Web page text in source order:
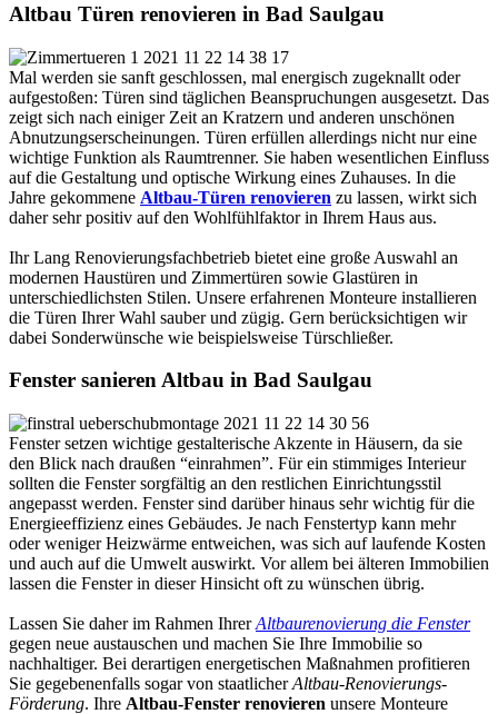
Altbau Türen renovieren in Bad Saulgau
Mal werden sie sanft geschlossen, mal energisch zugeknallt oder
aufgestoßen: Türen sind täglichen Beanspruchungen ausgesetzt. Das
zeigt sich nach einiger Zeit an Kratzern und anderen unschönen
Abnutzungserscheinungen. Türen erfüllen allerdings nicht nur eine
wichtige Funktion als Raumtrenner. Sie haben wesentlichen Einfluss
auf die Gestaltung und optische Wirkung eines Zuhauses. In die
Jahre gekommene Altbau-Türen renovieren zu lassen, wirkt sich
daher sehr positiv auf den Wohlfühlfaktor in Ihrem Haus aus.
Ihr Lang Renovierungsfachbetrieb bietet eine große Auswahl an
modernen Haustüren und Zimmertüren sowie Glastüren in
unterschiedlichsten Stilen. Unsere erfahrenen Monteure installieren
die Türen Ihrer Wahl sauber und zügig. Gern berücksichtigen wir
dabei Sonderwünsche wie beispielsweise Türschließer.
Fenster sanieren Altbau in Bad Saulgau
Fenster setzen wichtige gestalterische Akzente in Häusern, da sie
den Blick nach draußen “einrahmen”. Für ein stimmiges Interieur
sollten die Fenster sorgfältig an den restlichen Einrichtungsstil
angepasst werden. Fenster sind darüber hinaus sehr wichtig für die
Energieeffizienz eines Gebäudes. Je nach Fenstertyp kann mehr
oder weniger Heizwärme entweichen, was sich auf laufende Kosten
und auch auf die Umwelt auswirkt. Vor allem bei älteren Immobilien
lassen die Fenster in dieser Hinsicht oft zu wünschen übrig.
Lassen Sie daher im Rahmen IhrerAltbaurenovierung die Fenster
gegen neue austauschen und machen Sie Ihre Immobilie so
nachhaltiger. Bei derartigen energetischen Maßnahmen profitieren
Sie gegebenenfalls sogar von staatlicherAltbau-Renovierungs-
Förderung. Ihre Altbau-Fenster renovieren unsere Monteure